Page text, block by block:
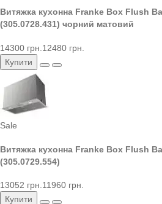
Витяжка кухонна Franke Box Flush
(305.0728.431) чорний матовий
14300 грн. 12480 грн.
Купити
Sale
Витяжка кухонна Franke Box Flush
(305.0729.554)
13052 грн.11960 грн.
Купити